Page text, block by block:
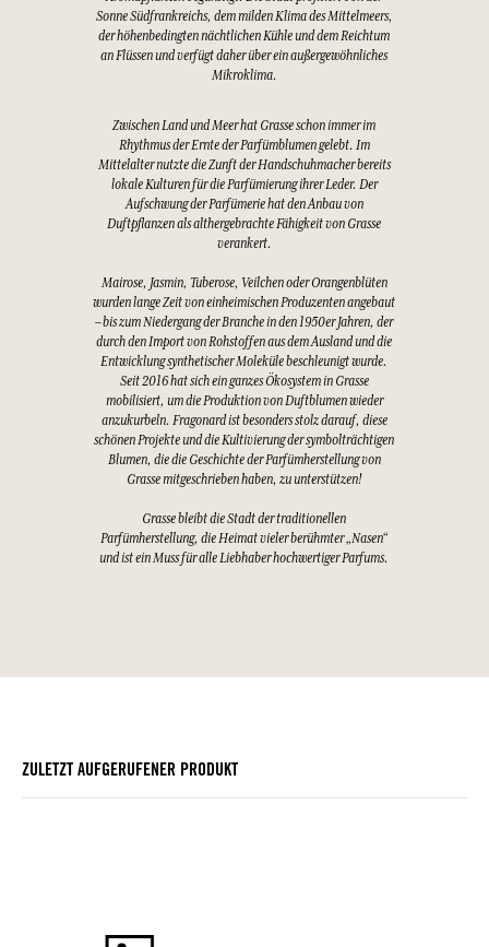
Sonne Südfrankreichs, dem milden Klima des Mittelmeers,
der höhenbedingten nächtlichen Kühle und dem Reichtum
an Flüssen und verfügt daher über ein außergewöhnliches
Mikroklima.
Zwischen Land und Meer hat Grasse schon immer im
Rhythmus der Ernte der Parfümblumen gelebt. Im
Mittelalter nutzte die Zunft der Handschuhmacher bereits
lokale Kulturen für die Parfümierung ihrer Leder. Der
Aufschwung der Parfümerie hat den Anbau von
Duftpflanzen als althergebrachte Fähigkeit von Grasse
verankert.
Mairose, Jasmin, Tuberose, Veilchen oder Orangenblüten
wurden lange Zeit von einheimischen Produzenten angebaut
– bis zum Niedergang der Branche in den 1950er Jahren, der
durch den Import von Rohstoffen aus dem Ausland und die
Entwicklung synthetischer Moleküle beschleunigt wurde.
Seit 2016 hat sich ein ganzes Ökosystem in Grasse
mobilisiert, um die Produktion von Duftblumen wieder
anzukurbeln. Fragonard ist besonders stolz darauf, diese
schönen Projekte und die Kultivierung der symbolträchtigen
Blumen, die die Geschichte der Parfümherstellung von
Grasse mitgeschrieben haben, zu unterstützen!
Grasse bleibt die Stadt der traditionellen
Parfümherstellung, die Heimat vieler berühmter „Nasen“
und ist ein Muss für alle Liebhaber hochwertiger Parfums.
ZULETZT AUFGERUFENER PRODUKT